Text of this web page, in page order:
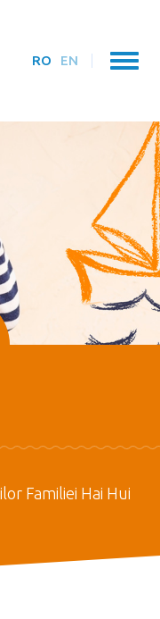
RO EN
Familiei Hai Hui